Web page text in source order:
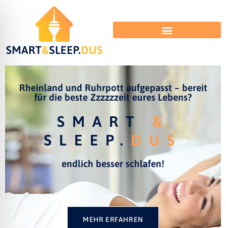
Rheinland und Ruhrpott aufgepasst – bereit
für die beste Zzzzzzeit eures Lebens?
SMART &
SLEEP. DUS
endlich besser schlafen!
MEHR ERFAHREN